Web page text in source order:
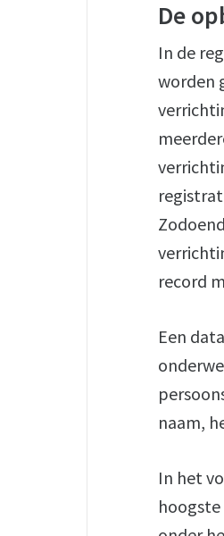
De
In de
worden
record
Een
naam,
In het